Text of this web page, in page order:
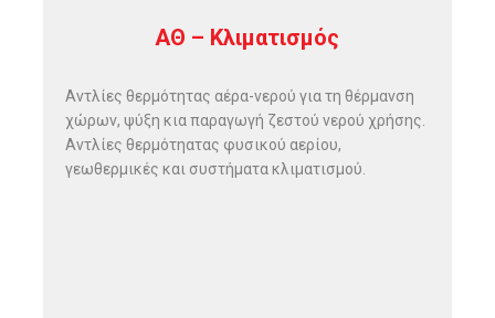
ΑΘ – Κλιματισμός
Αντλίες θερμότητας αέρα-νερού για τη θέρμανση
χώρων, ψύξη κια παραγωγή ζεστού νερού χρήσης.
Αντλίες θερμότηατας φυσικού αερίου,
γεωθερμικές και συστήματα κλιματισμού.